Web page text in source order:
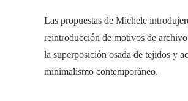
Las propuestas de Michele
reintroducción de motivos de
la superposición osada de tejidos y
minimalismo contemporáneo.